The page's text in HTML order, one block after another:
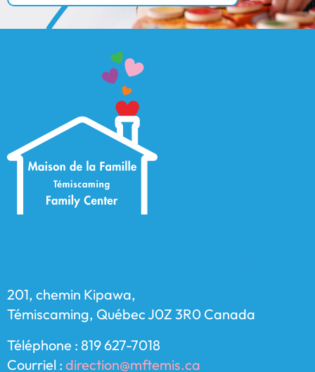
201, chemin Kipawa,
Témiscaming, Québec J0Z 3R0 Canada
Téléphone : 819 627-7018
Courriel : direction@mftemis.ca